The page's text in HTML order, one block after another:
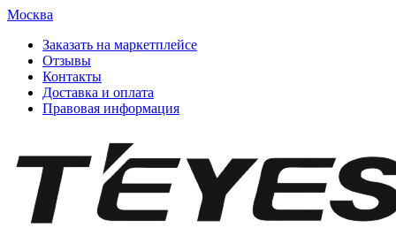
Москва
Заказать на маркетплейсе
Отзывы
Контакты
Доставка и оплата
Правовая информация